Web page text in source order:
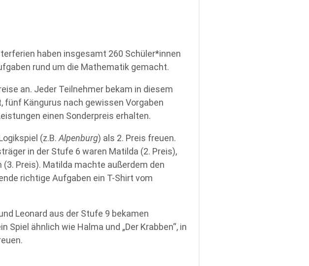
haben insgesamt 260 Schüler*innen
rund um die Mathematik gemacht.
an. Jeder Teilnehmer bekam in diesem
fünf Kängurus nach gewissen Vorgaben
einen Sonderpreis erhalten.
(z.B.Alpenburg) als 2. Preis freuen.
in der Stufe 6 waren Matilda (2. Preis),
Preis). Matilda machte außerdem den
richtige Aufgaben ein T-Shirt vom
Leonard aus der Stufe 9 bekamen
Spiel ähnlich wie Halma und „Der Krabben“, in